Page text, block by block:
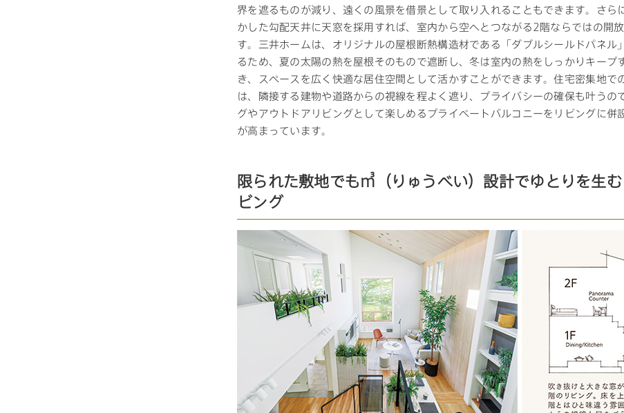
界を遮るものが減り、遠くの風景を借景として取り入れることもできます。さら
かした勾配天井に天窓を採用すれば、室内から空へとつながる2階ならではの開
す。三井ホームは、オリジナルの屋根断熱構造材である「ダブルシールドパネル
るため、夏の太陽の熱を屋根そのもので遮断し、冬は室内の熱をしっかりキープ
き、スペースを広く快適な居住空間として活かすことができます。住宅密集地で
は、隣接する建物や道路からの視線を程よく遮り、プライバシーの確保も叶うの
グやアウトドアリビングとして楽しめるプライベートバルコニーをリビングに併
が高まっています。
限られた敷地でも㎥（りゅうべい）設計でゆとりを生
ビング